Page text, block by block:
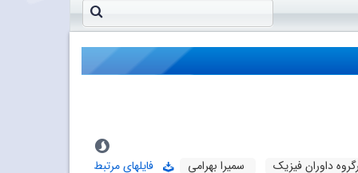
داوران فیزیک سمیرا بهرامی فایلهای مرتبط